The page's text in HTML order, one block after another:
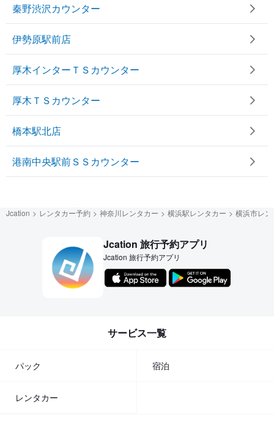
秦野渋沢カウンター
伊勢原駅前店
厚木インターＴＳカウンター
厚木ＴＳカウンター
橋本駅北店
港南中央駅前ＳＳカウンター
Jcation レンタカー予約 神奈川レンタカー 横浜駅レンタカー 横浜市レ
Jcation 旅行予約アプリ
Jcation 旅行予約アプリ
サービス一覧
パック 宿泊
レンタカー